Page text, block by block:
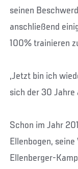
seinen
anschließend
100% trainieren
„Jetzt bin ich
sich der 30
Schon im Jahr
Ellenbogen,
Ellenberger-